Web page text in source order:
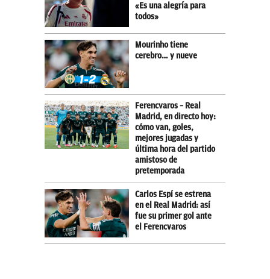
«Es una alegría para
todos»
Mourinho tiene
cerebro… y nueve
Ferencvaros – Real
Madrid, en directo hoy:
cómo van, goles,
mejores jugadas y
última hora del partido
amistoso de
pretemporada
Carlos Espí se estrena
en el Real Madrid: así
fue su primer gol ante
el Ferencvaros